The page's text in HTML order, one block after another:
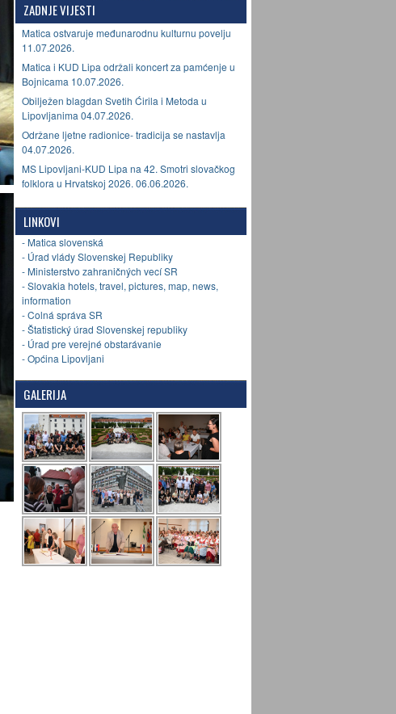
ZADNJE VIJESTI
Matica ostvaruje međunarodnu kulturnu povelju
11.07.2026.
Matica i KUD Lipa održali koncert za pamćenje u
Bojnicama 10.07.2026.
Obilježen blagdan Svetih Ćirila i Metoda u
Lipovljanima 04.07.2026.
Održane ljetne radionice- tradicija se nastavlja
04.07.2026.
MS Lipovljani-KUD Lipa na 42. Smotri slovačkog
folklora u Hrvatskoj 2026. 06.06.2026.
LINKOVI
- Matica slovenská
- Úrad vlády Slovenskej Republiky
- Ministerstvo zahraničných vecí SR
- Slovakia hotels, travel, pictures, map, news,
information
- Colná správa SR
- Štatistický úrad Slovenskej republiky
- Úrad pre verejné obstarávanie
- Općina Lipovljani
GALERIJA